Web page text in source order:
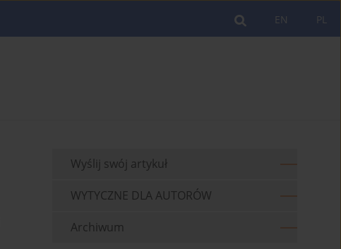
PL
EN
Wyślij swój artykuł
WYTYCZNE DLA AUTORÓW
Archiwum